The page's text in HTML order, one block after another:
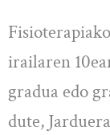
irailaren
gradua edo
dute,